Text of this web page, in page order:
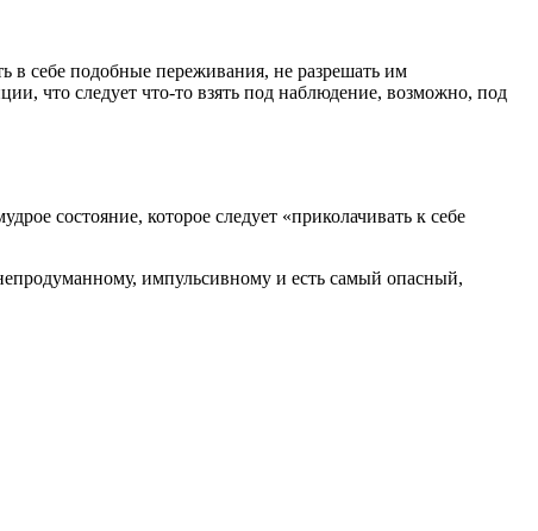
в себе подобные переживания, не разрешать им
что следует что-то взять под наблюдение, возможно, под
состояние, которое следует «приколачивать к себе
импульсивному и есть самый опасный,